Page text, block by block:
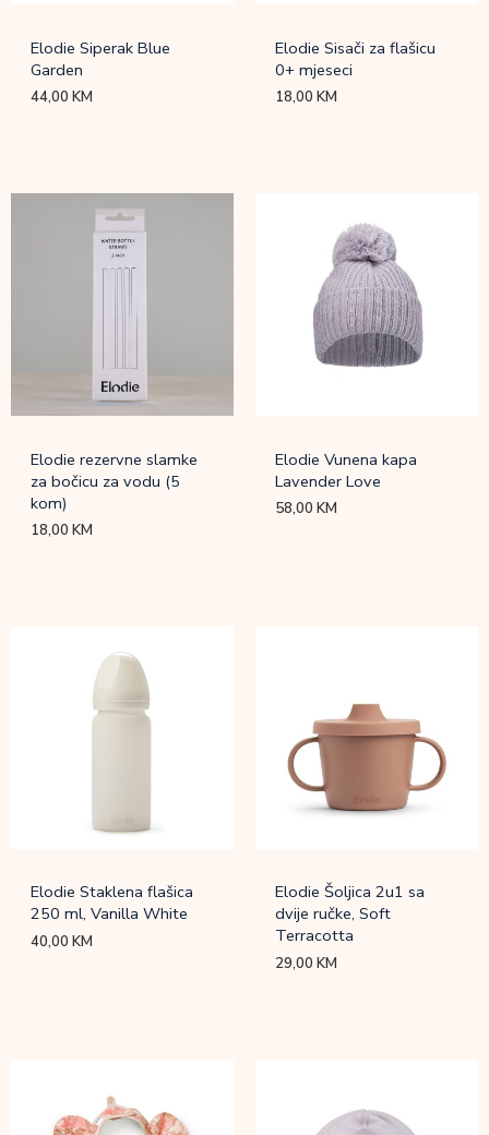
Elodie Siperak Blue
Garden
44,00KM
Elodie Sisači za flašicu
0+ mjeseci
18,00KM
Elodie rezervne slamke
za bočicu za vodu (5
kom)
18,00KM
Elodie Vunena kapa
Lavender Love
58,00KM
Elodie Staklena flašica
250 ml, Vanilla White
40,00KM
Elodie Šoljica 2u1 sa
dvije ručke, Soft
Terracotta
29,00KM